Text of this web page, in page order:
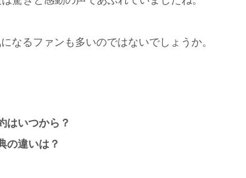
なるファンも多いのではないでしょうか。
はいつから？
の違いは？